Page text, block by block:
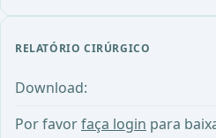
RELATÓRIO CIRÚRGICO
Download:
Por favorfaça login para